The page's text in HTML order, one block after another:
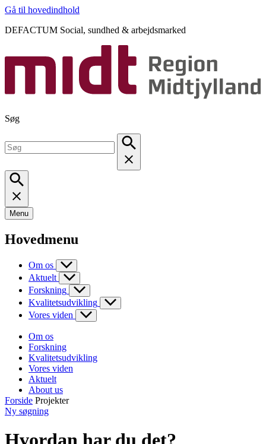
Gå til hovedindhold
DEFACTUM Social, sundhed & arbejdsmarked
Søg
Menu
Hovedmenu
Om os
Aktuelt
Forskning
Kvalitetsudvikling
Vores viden
Om os
Forskning
Kvalitetsudvikling
Vores viden
Aktuelt
About us
Forside Projekter
Ny søgning